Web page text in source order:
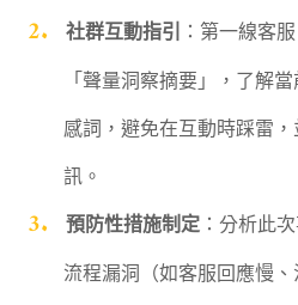
社群互動指引 ：第一線客
「聲量洞察摘要」，了解
感詞，避免在互動時踩雷
訊。
預防性措施制定：分析此
流程漏洞（如客服回應慢